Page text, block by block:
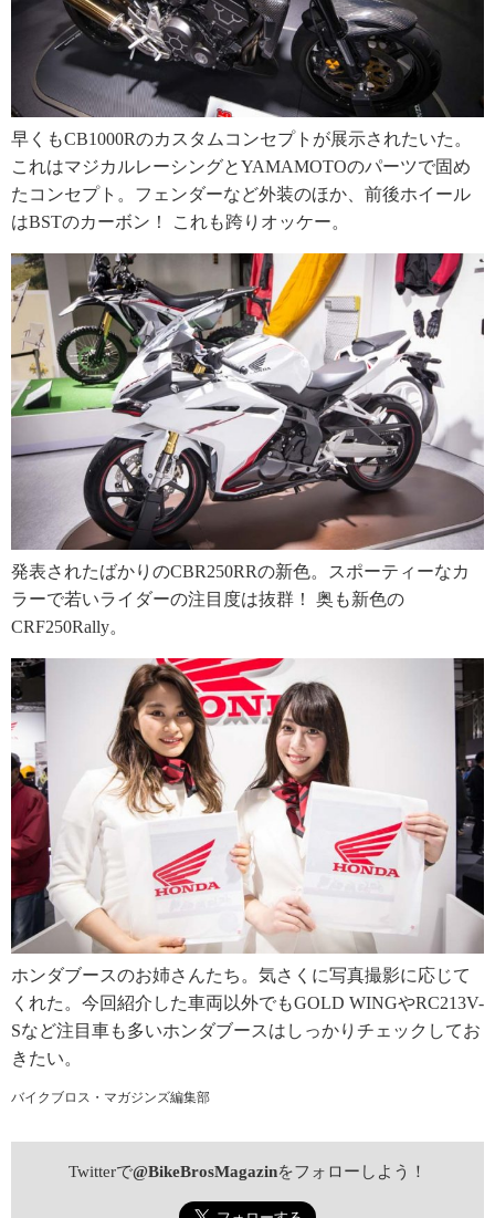
早くもCB1000Rのカスタムコンセプトが展示されたいた。
これはマジカルレーシングとYAMAMOTOのパーツで固め
たコンセプト。フェンダーなど外装のほか、前後ホイール
はBSTのカーボン！ これも跨りオッケー。
発表されたばかりのCBR250RRの新色。スポーティーなカ
ラーで若いライダーの注目度は抜群！ 奥も新色の
CRF250Rally。
ホンダブースのお姉さんたち。気さくに写真撮影に応じて
くれた。今回紹介した車両以外でもGOLD WINGやRC213V-
Sなど注目車も多いホンダブースはしっかりチェックしてお
きたい。
バイクブロス・マガジンズ編集部
Twitterで@BikeBrosMagazinをフォローしよう！